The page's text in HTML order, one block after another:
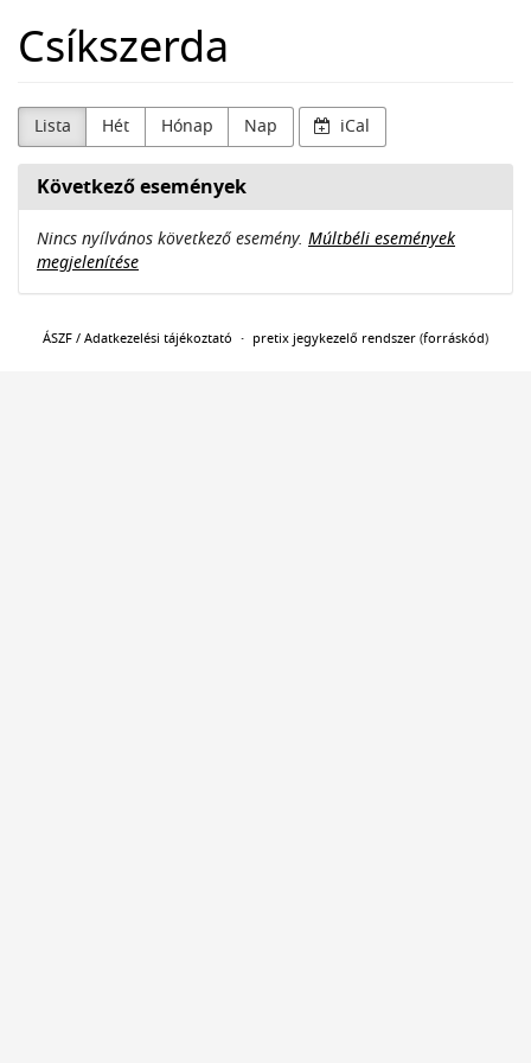
main
content
Csíkszerda
Lista Hét Hónap Nap iCal
Következő események
Nincs nyílvános következő esemény. Múltbéli események
megjelenítése
ÁSZF / Adatkezelési tájékoztató pretix jegykezelő rendszer(forráskód)